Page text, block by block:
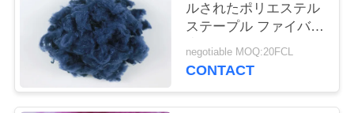
質
ルされたポリエステル
ステープル ファイバの
摩耗-抵抗力がある
3D*32MM
negotiable MOQ:20FCL
CONTACT